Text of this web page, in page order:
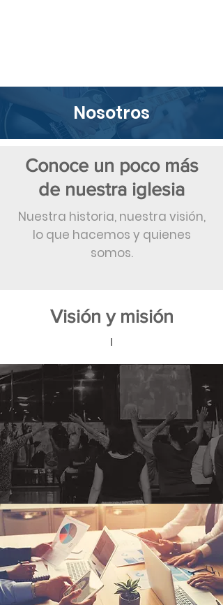
Nosotros
Conoce un poco más
de nuestra iglesia
Nuestra historia, nuestra visión,
lo que hacemos y quienes
somos.
Visión y misión
I